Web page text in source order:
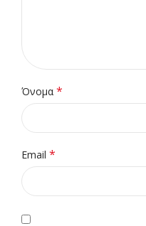
Όνομα *
Email *